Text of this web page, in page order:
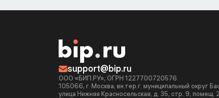
support@bip.ru
ООО «БИП.РУ», ОГРН 1227700720576.
105066, г. Москва, вн.тер.г. муниципальный округ
улица Нижняя Красносельская, д. 35, стр. 9, помещ.